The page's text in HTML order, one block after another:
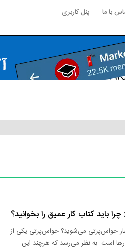
با ما پنل کاربری
باید کتاب کار عمیق را بخوانید؟
دچار حواس‌پرتی می‌شوید؟ حواس‌پرتی یکی از
است. به نظر می‌رسد که هرچند این…